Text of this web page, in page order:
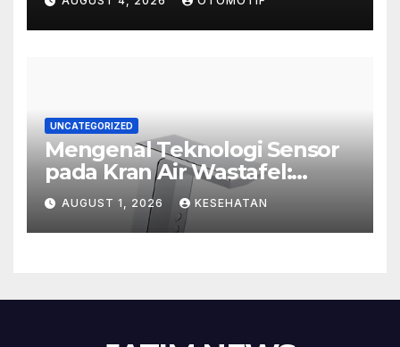
UNCATEGORIZED
Mengenal Teknologi Sensor
pada Kran Air Wastafel:
Mewah, Cerdas, dan Higienis
AUGUST 1, 2026 KESEHATAN